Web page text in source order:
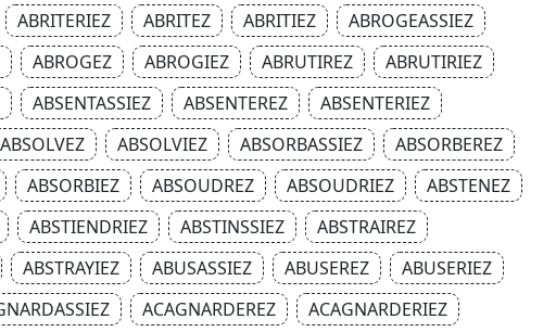
ABRITERIEZ ABRITEZ ABRITIEZ
ABROGEASSIEZ
ABROGEZ ABROGIEZ ABRUTIREZ
ABRUTIRIEZ
ABSENTASSIEZ ABSENTEREZ
ABSENTERIEZ
ABSOLVEZ ABSOLVIEZ ABSORBASSIEZ
ABSORBEREZ
ABSORBIEZ ABSOUDREZ ABSOUDRIEZ
ABSTENEZ
ABSTIENDRIEZ ABSTINSSIEZ
ABSTRAIREZ
ABSTRAYIEZ ABUSASSIEZ ABUSEREZ
ABUSERIEZ
ACAGNARDEREZ
ACAGNARDERIEZ